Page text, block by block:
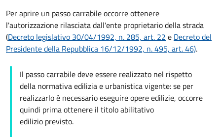
Per aprire un passo carrabile occorre ottenere
l'autorizzazione rilasciata dall'ente proprietario della strada
(Decreto legislativo 30/04/1992, n. 285, art. 22 e Decreto del
Presidente della Repubblica 16/12/1992, n. 495, art. 46).
Il passo carrabile deve essere realizzato nel rispetto
della normativa edilizia e urbanistica vigente: se per
realizzarlo è necessario eseguire opere edilizie, occorre
quindi prima ottenere il titolo abilitativo
edilizio previsto.